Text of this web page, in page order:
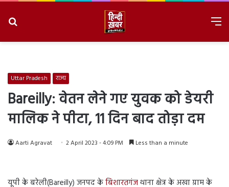
Uttar Pradesh राज्य
Bareilly: वेतन लेने गए युवक को डेयरी
मालिक ने पीटा, 11 दिन बाद तोड़ा दम
Aarti Agravat 2 April 2023 - 4:09 PM Less than a minute
यूपी के बरेली(Bareilly) जनपद केबिशारतगंजथाना क्षेत्र के अखा ग्राम के